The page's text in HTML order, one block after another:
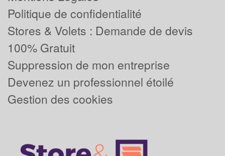
Politique de confidentialité
Stores & Volets : Demande de devis
100% Gratuit
Suppression de mon entreprise
Devenez un professionnel étoilé
Gestion des cookies